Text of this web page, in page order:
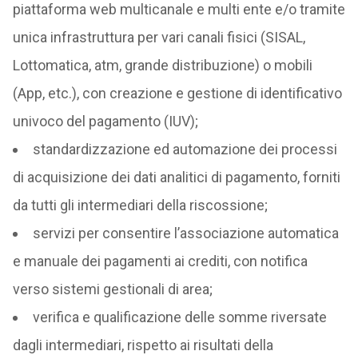
piattaforma web multicanale e multi ente e/o tramite
unica infrastruttura per vari canali fisici (SISAL,
Lottomatica, atm, grande distribuzione) o mobili
(App, etc.), con creazione e gestione di identificativo
univoco del pagamento (IUV);
standardizzazione ed automazione dei processi
di acquisizione dei dati analitici di pagamento, forniti
da tutti gli intermediari della riscossione;
servizi per consentire l’associazione automatica
e manuale dei pagamenti ai crediti, con notifica
verso sistemi gestionali di area;
verifica e qualificazione delle somme riversate
dagli intermediari, rispetto ai risultati della